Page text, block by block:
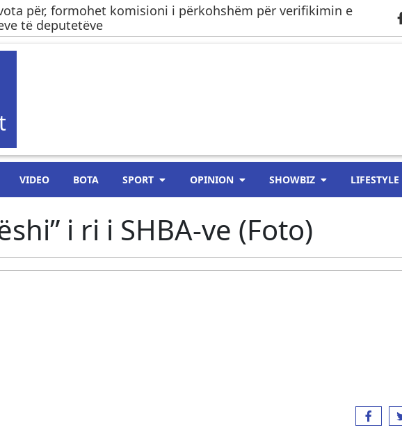
për, formohet komisioni i përkohshëm për verifikimin e
të deputetëve
VIDEO BOTA SPORT OPINION SHOWBIZ LIFESTYLE
i ri i SHBA-ve (Foto)